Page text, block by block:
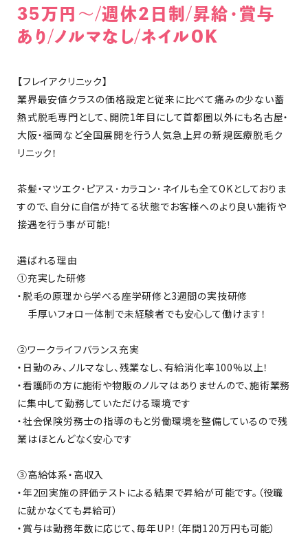
35万円～/週休2日制/昇給･賞与
あり/ノルマなし/ネイルOK
【フレイアクリニック】
業界最安値クラスの価格設定と従来に比べて痛みの少ない蓄
熱式脱毛専門として、開院1年目にして首都圏以外にも名古屋・
大阪・福岡など全国展開を行う人気急上昇の新規医療脱毛ク
リニック！
茶髪・マツエク･ピアス･カラコン･ネイルも全てOKとしておりま
すので、自分に自信が持てる状態でお客様へのより良い施術や
接遇を行う事が可能！
選ばれる理由
①充実した研修
・脱毛の原理から学べる座学研修と3週間の実技研修
手厚いフォロー体制で未経験者でも安心して働けます！
②ワークライフバランス充実
・日勤のみ、ノルマなし、残業なし、有給消化率100%以上！
・看護師の方に施術や物販のノルマはありませんので、施術業務
に集中して勤務していただける環境です
・社会保険労務士の指導のもと労働環境を整備しているので残
業はほとんどなく安心です
③高給体系・高収入
・年2回実施の評価テストによる結果で昇給が可能です。（役職
に就かなくても昇給可）
・賞与は勤務年数に応じて、毎年UP！（年間120万円も可能）